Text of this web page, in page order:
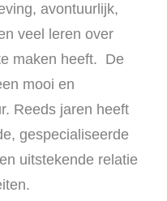
avontuurlijk,
veel leren over
maken heeft. De
mooi en
Reeds jaren heeft
gespecialiseerde
uitstekende relatie